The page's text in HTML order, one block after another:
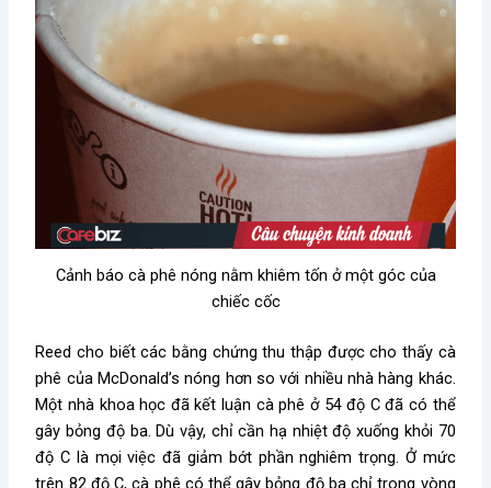
Cảnh báo cà phê nóng nằm khiêm tốn ở một góc của
chiếc cốc
Reed cho biết các bằng chứng thu thập được cho thấy cà
phê của McDonald’s nóng hơn so với nhiều nhà hàng khác.
Một nhà khoa học đã kết luận cà phê ở 54 độ C đã có thể
gây bỏng độ ba. Dù vậy, chỉ cần hạ nhiệt độ xuống khỏi 70
độ C là mọi việc đã giảm bớt phần nghiêm trọng. Ở mức
trên 82 độ C, cà phê có thể gây bỏng độ ba chỉ trong vòng